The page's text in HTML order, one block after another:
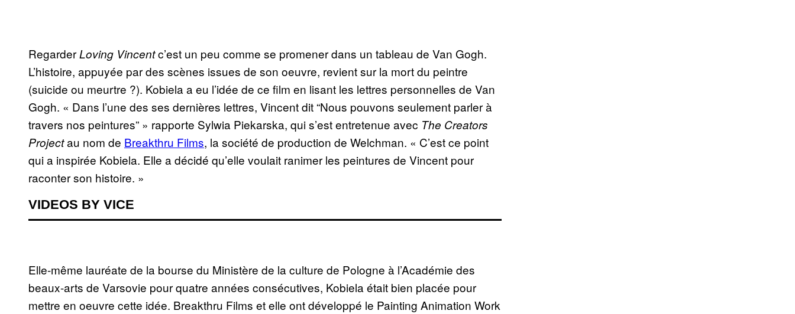
RegarderLoving Vincentc’est un peu comme se promener dans un tableau de Van Gogh.
L’histoire, appuyée par des scènes issues de son oeuvre, revient sur la mort du peintre
(suicide ou meurtre ?). Kobiela a eu l’idée de ce film en lisant les lettres personnelles de Van
Gogh. « Dans l’une des ses dernières lettres, Vincent dit “Nous pouvons seulement parler à
travers nos peintures” » rapporte Sylwia Piekarska, qui s’est entretenue avec The Creators
Projectau nom de Breakthru Films, la société de production de Welchman. « C’est ce point
qui a inspirée Kobiela. Elle a décidé qu’elle voulait ranimer les peintures de Vincent pour
raconter son histoire. »
VIDEOS BY VICE
Elle-même lauréate de la bourse du Ministère de la culture de Pologne à l’Académie des
beaux-arts de Varsovie pour quatre années consécutives, Kobiela était bien placée pour
mettre en oeuvre cette idée. Breakthru Films et elle ont développé le Painting Animation Work